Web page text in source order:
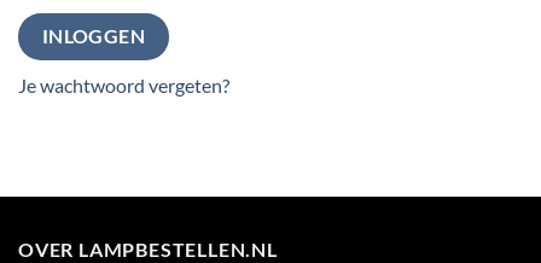
INLOGGEN
Je wachtwoord vergeten?
OVER LAMPBESTELLEN.NL